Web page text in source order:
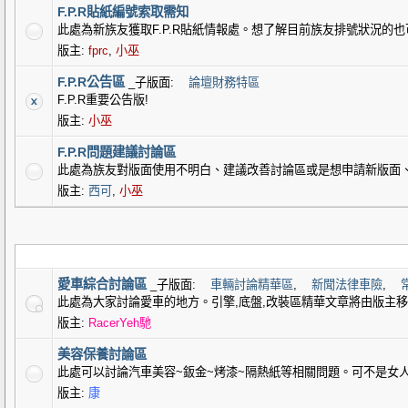
F.P.R貼紙編號索取需知
此處為新族友獲取F.P.R貼紙情報處。想了解目前族友排號狀況的
版主: fprc, 小巫
F.P.R公告區 _子版面:
論壇財務特區
F.P.R重要公告版!
版主: 小巫
F.P.R問題建議討論區
此處為族友對版面使用不明白、建議改善討論區或是想申請新版面
版主: 西可 , 小巫
愛車綜合討論區 _子版面: 車輛討論精華區, 新聞法律車險,
此處為大家討論愛車的地方。引擎,底盤,改裝區精華文章將由版主
版主: RacerYeh馳
美容保養討論區
此處可以討論汽車美容~鈑金~烤漆~隔熱紙等相關問題。可不是女
版主: 康